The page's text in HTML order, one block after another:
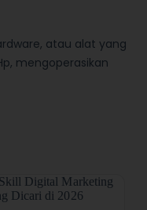
atau alat yang
mengoperasikan